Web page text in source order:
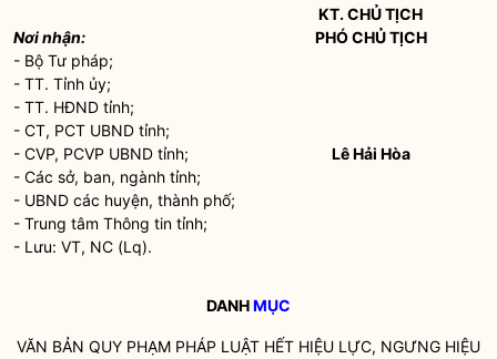
Nơi nhận:
- Bộ Tư pháp;
- TT. Tỉnh ủy;
- TT. HĐND tỉnh;
- CT, PCT UBND tỉnh;
- CVP, PCVP UBND tỉnh;
- Các sở, ban, ngành tỉnh;
- UBND các huyện, thành phố;
- Trung tâm Thông tin tỉnh;
- Lưu: VT, NC (Lq).
KT. CHỦ TỊCH
PHÓ CHỦ TỊCH
Lê Hải Hòa
DANHMỤC
VĂN BẢN QUY PHẠM PHÁP LUẬT HẾT HIỆU LỰC, NGƯNG HIỆU